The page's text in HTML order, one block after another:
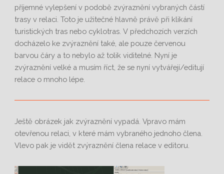
příjemné vylepšení v podobě zvýraznění vybraných částí
trasy v relaci. Toto je užitečné hlavně právě při klikání
turistických tras nebo cyklotras. V předchozích verzích
docházelo ke zvýraznění také, ale pouze červenou
barvou čáry a to nebylo až tolik viditelné. Nyní je
zvýraznění velké a musím říct, že se nyní vytvářejí/editují
relace o mnoho lépe.
Ještě obrázek jak zvýraznění vypadá. Vpravo mám
otevřenou relaci, v které mám vybraného jednoho člena.
Vlevo pak je vidět zvýraznění člena relace v editoru.